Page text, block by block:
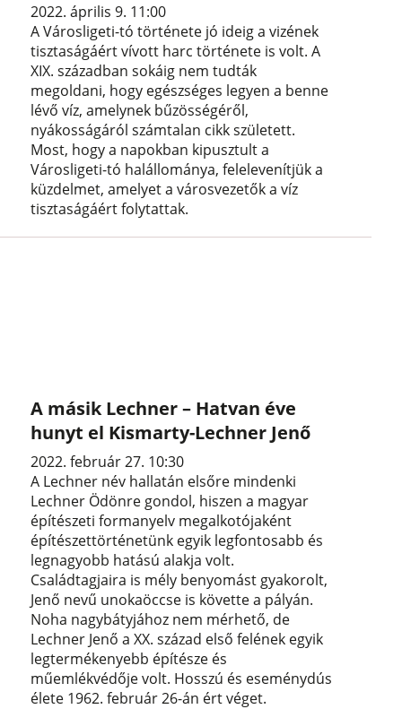
2022. április 9. 11:00
A Városligeti-tó története jó ideig a vizének
tisztaságáért vívott harc története is volt. A
XIX. században sokáig nem tudták
megoldani, hogy egészséges legyen a benne
lévő víz, amelynek bűzösségéről,
nyákosságáról számtalan cikk született.
Most, hogy a napokban kipusztult a
Városligeti-tó halállománya, felelevenítjük a
küzdelmet, amelyet a városvezetők a víz
tisztaságáért folytattak.
A másik Lechner – Hatvan éve
hunyt el Kismarty-Lechner Jenő
2022. február 27. 10:30
A Lechner név hallatán elsőre mindenki
Lechner Ödönre gondol, hiszen a magyar
építészeti formanyelv megalkotójaként
építészettörténetünk egyik legfontosabb és
legnagyobb hatású alakja volt.
Családtagjaira is mély benyomást gyakorolt,
Jenő nevű unokaöccse is követte a pályán.
Noha nagybátyjához nem mérhető, de
Lechner Jenő a XX. század első felének egyik
legtermékenyebb építésze és
műemlékvédője volt. Hosszú és eseménydús
élete 1962. február 26-án ért véget.